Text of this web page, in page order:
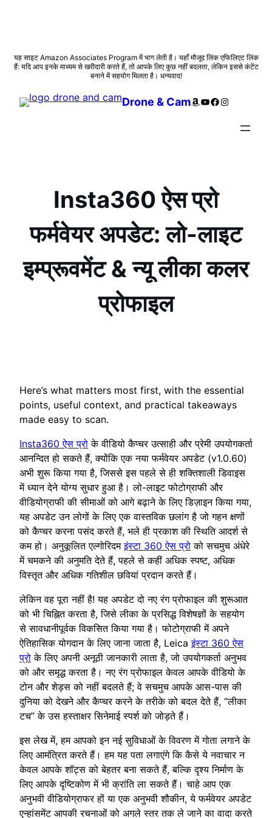
सामग्री
यह साइट Amazon Associates Program में भाग लेती है। यहाँ मौजूद लिंक एफिलिएट लिंक
हैं: यदि आप इनके माध्यम से खरीदारी करते हैं, तो आपके लिए कुछ नहीं बदलता, लेकिन इससे कंटेंट
बनाने में सहयोग मिलता है। धन्यवाद!
Drone & CamAmazon
YouTube
Facebook
Instagram
Insta360 ऐस प्रो
फर्मवेयर अपडेट: लो-लाइट
इम्प्रूवमेंट & न्यू लीका कलर
प्रोफाइल
Here’s what matters most first, with the essential
points, useful context, and practical takeaways
made easy to scan.
Insta360 ऐस प्रो के वीडियो कैप्चर उत्साही और प्रेमी उपयोगकर्ता
आनन्दित हो सकते हैं, क्योंकि एक नया फर्मवेयर अपडेट (v1.0.60)
अभी शुरू किया गया है, जिससे इस पहले से ही शक्तिशाली डिवाइस
में ध्यान देने योग्य सुधार हुआ है। लो-लाइट फोटोग्राफी और
वीडियोग्राफी की सीमाओं को आगे बढ़ाने के लिए डिज़ाइन किया गया,
यह अपडेट उन लोगों के लिए एक वास्तविक छलांग है जो गहन क्षणों
को कैप्चर करना पसंद करते हैं, भले ही प्रकाश की स्थिति आदर्श से
कम हो। अनुकूलित एल्गोरिदमइंस्टा 360 ऐस प्रो को सचमुच अंधेरे
में चमकने की अनुमति देते हैं, पहले से कहीं अधिक स्पष्ट, अधिक
विस्तृत और अधिक गतिशील छवियां प्रदान करते हैं।
लेकिन वह पूरा नहीं है! यह अपडेट दो नए रंग प्रोफाइल की शुरूआत
को भी चिह्नित करता है, जिसे लीका के प्रसिद्ध विशेषज्ञों के सहयोग
से सावधानीपूर्वक विकसित किया गया है। फोटोग्राफी में अपने
ऐतिहासिक योगदान के लिए जाना जाता है, Leicaइंस्टा 360 ऐस
प्रो के लिए अपनी अनूठी जानकारी लाता है, जो उपयोगकर्ता अनुभव
को और समृद्ध करता है। नए रंग प्रोफाइल केवल आपके वीडियो के
टोन और शेड्स को नहीं बदलते हैं; वे सचमुच आपके आस-पास की
दुनिया को देखने और कैप्चर करने के तरीके को बदल देते हैं, “लीका
टच” के उस हस्ताक्षर सिनेमाई स्पर्श को जोड़ते हैं।
इस लेख में, हम आपको इन नई सुविधाओं के विवरण में गोता लगाने के
लिए आमंत्रित करते हैं। हम यह पता लगाएंगे कि कैसे ये नवाचार न
केवल आपके शॉट्स को बेहतर बना सकते हैं, बल्कि दृश्य निर्माण के
लिए आपके दृष्टिकोण में भी क्रांति ला सकते हैं। चाहे आप एक
अनुभवी वीडियोग्राफर हों या एक अनुभवी शौकीन, ये फर्मवेयर अपडेट
एन्हांसमेंट आपकी रचनाओं को अगले स्तर तक ले जाने का वादा करते